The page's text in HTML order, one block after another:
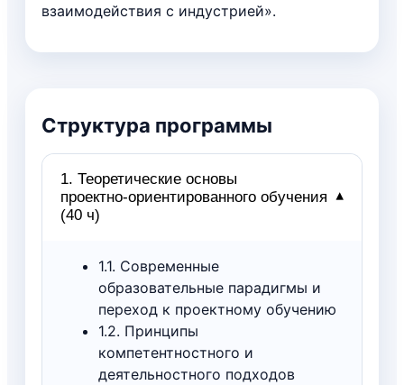
взаимодействия с индустрией».
Структура программы
1. Теоретические основы
проектно‑ориентированного обучения
(40 ч)
▾
1.1. Современные
образовательные парадигмы и
переход к проектному обучению
1.2. Принципы
компетентностного и
деятельностного подходов